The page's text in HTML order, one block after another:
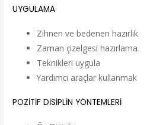
UYGULAMA
Zihnen ve bedenen hazırlık
Zaman çizelgesi hazırlama.
Teknikleri uygula
Yardımcı araçlar kullanmak
POZİTİF DİSİPLİN YÖNTEMLERİ